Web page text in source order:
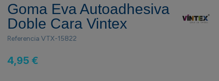
Goma Eva Autoadhesiva
Doble Cara Vintex
Referencia VTX-15822
4,95 €